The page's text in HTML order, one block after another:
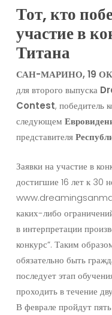
Тот, кто
участие в
Титана
САН-МАРИНО, 19
для второго выпуска
Contest, победитель
следующем
представителя
Заявки на участие в
достигшие 16 лет к 30
каких-либо
в интерпретации
конкурс”. Таким
обязательно быть
последует этап
проходить в течение
В феврале пройдут